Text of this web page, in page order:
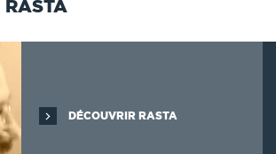
RASTA
DÉCOUVRIR RASTA